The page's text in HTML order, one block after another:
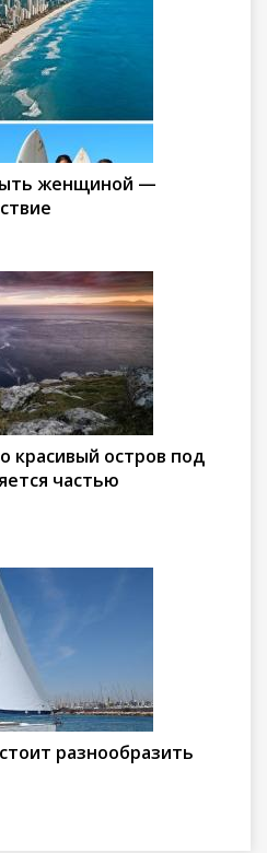
женщиной —
красивый остров под
частью
разнообразить